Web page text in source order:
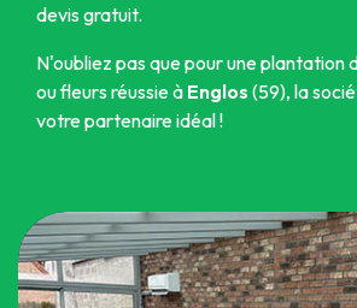
devis gratuit.
N'oubliez pas que pour une plantation
ou fleurs réussie à Englos (59), la
votre partenaire idéal !